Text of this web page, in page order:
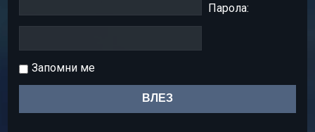
Парола:
Запомни ме